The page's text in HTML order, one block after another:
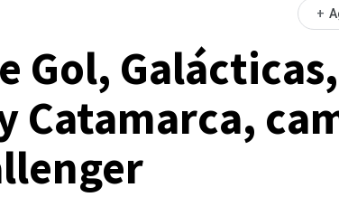
+
Gol,
Catamarca,